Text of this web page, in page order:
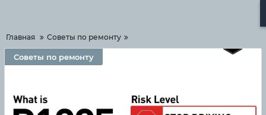
Главная Советы по ремонту
Советы по ремонту